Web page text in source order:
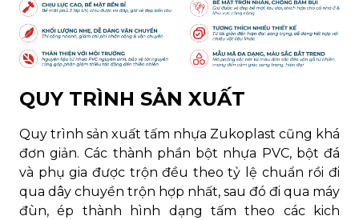
QUY TRÌNH SẢN XUẤT
Quy trình sản xuất tấm nhựa Zukoplast cũng khá
đơn giản. Các thành phần bột nhựa PVC, bột đá
và phụ gia được trộn đều theo tỷ lệ chuẩn rồi đi
qua dây chuyền trộn hợp nhất, sau đó đi qua máy
đùn, ép thành hình dạng tấm theo các kich